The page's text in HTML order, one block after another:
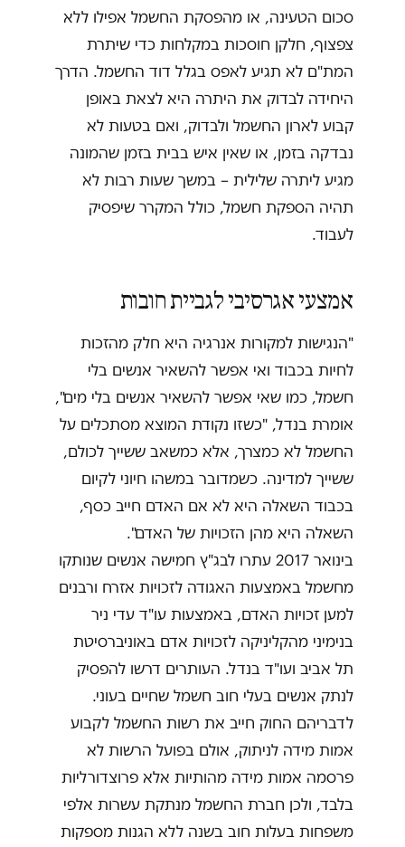
סכום הטעינה, או מהפסקת החשמל אפילו ללא
צפצוף, חלקן חוסכות במקלחות כדי שיתרת
המת"ם לא תגיע לאפס בגלל דוד החשמל. הדרך
היחידה לבדוק את היתרה היא לצאת באופן
קבוע לארון החשמל ולבדוק, ואם בטעות לא
נבדקה בזמן, או שאין איש בבית בזמן שהמונה
מגיע ליתרה שלילית – במשך שעות רבות לא
תהיה הספקת חשמל, כולל המקרר שיפסיק
לעבוד.
אמצעי אגרסיבי לגביית חובות
"הנגישות למקורות אנרגיה היא חלק מהזכות
לחיות בכבוד ואי אפשר להשאיר אנשים בלי
חשמל, כמו שאי אפשר להשאיר אנשים בלי מים",
אומרת בנדל, "כשזו נקודת המוצא מסתכלים על
החשמל לא כמצרך, אלא כמשאב ששייך לכולם,
ששייך למדינה. כשמדובר במשהו חיוני לקיום
בכבוד השאלה היא לא אם האדם חייב כסף,
השאלה היא מהן הזכויות של האדם".
בינואר 2017 עתרו לבג"ץ חמישה אנשים שנותקו
מחשמל באמצעות האגודה לזכויות אזרח ורבנים
למען זכויות האדם, באמצעות עו"ד עדי ניר
בנימיני מהקליניקה לזכויות אדם באוניברסיטת
תל אביב ועו"ד בנדל. העותרים דרשו להפסיק
לנתק אנשים בעלי חוב חשמל שחיים בעוני.
לדבריהם החוק חייב את רשות החשמל לקבוע
אמות מידה לניתוק, אולם בפועל הרשות לא
פרסמה אמות מידה מהותיות אלא פרוצדורליות
בלבד, ולכן חברת החשמל מנתקת עשרות אלפי
משפחות בעלות חוב בשנה ללא הגנות מספקות